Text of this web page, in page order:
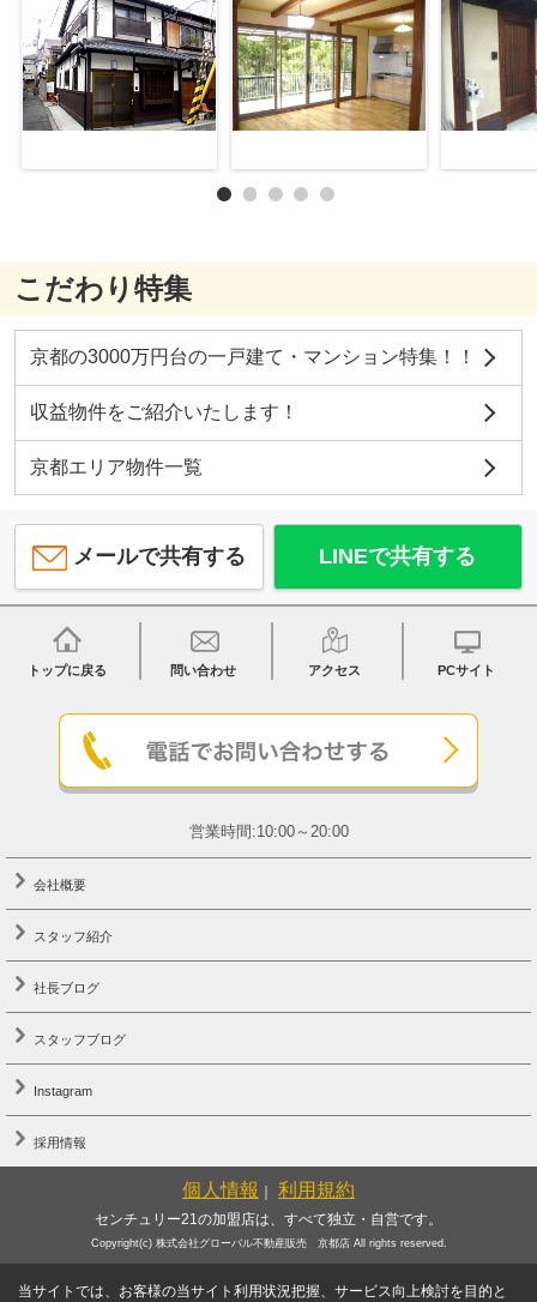
こだわり特集
京都の3000万円台の一戸建て・マンション特集！！
収益物件をご紹介いたします！
京都エリア物件一覧
メールで共有する LINEで共有する
トップに戻る 問い合わせ アクセス PCサイト
営業時間:10:00～20:00
会社概要
スタッフ紹介
社長ブログ
スタッフブログ
Instagram
採用情報
個人情報 ｜ 利用規約
センチュリー21の加盟店は、すべて独立・自営です。
Copyright(c) 株式会社グローバル不動産販売 京都店 All rights reserved.
当サイトでは、お客様の当サイト利用状況把握、サービス向上検討を目的と